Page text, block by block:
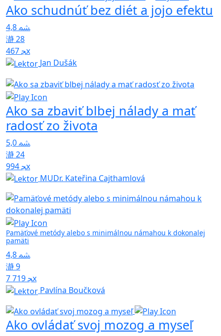
Ako schudnúť bez diét a jojo efektu
4,8
28
467x
Jan Dušák
Ako sa zbaviť blbej nálady a mať
radosť zo života
5,0
24
994x
MUDr. Kateřina Cajthamlová
Pamäťové metódy alebo s minimálnou námahou k dokonalej
pamäti
4,8
9
7 719x
Pavlína Boučková
Ako ovládať svoj mozog a myseľ